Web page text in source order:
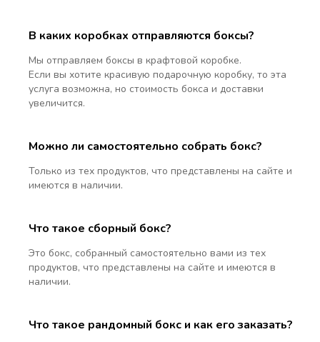
В каких коробках отправляются боксы?
Мы отправляем боксы в крафтовой коробке.
Если вы хотите красивую подарочную коробку, то эта
услуга возможна, но стоимость бокса и доставки
увеличится.
Можно ли самостоятельно собрать бокс?
Только из тех продуктов, что представлены на сайте и
имеются в наличии.
Что такое сборный бокс?
Это бокс, собранный самостоятельно вами из тех
продуктов, что представлены на сайте и имеются в
наличии.
Что такое рандомный бокс и как его заказать?